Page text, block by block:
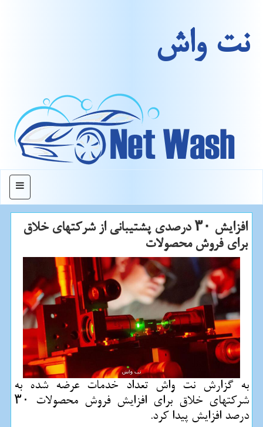
نت واش
منو
افزایش ۳۰ درصدی پشتیبانی از شركتهای خلاق
برای فروش محصولات
به گزارش نت واش تعداد خدمات عرضه شده به
شركتهای خلاق برای افزایش فروش محصولات ۳۰
درصد افزایش پیدا كرد.